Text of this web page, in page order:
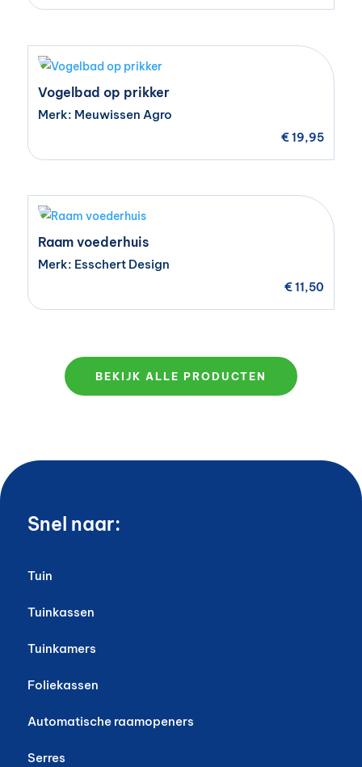
Vogelbad op prikker
Merk: Meuwissen Agro
€19,95
Raam voederhuis
Merk: Esschert Design
€11,50
BEKIJK ALLE PRODUCTEN
Snel naar:
Tuin
Tuinkassen
Tuinkamers
Foliekassen
Automatische raamopeners
Serres